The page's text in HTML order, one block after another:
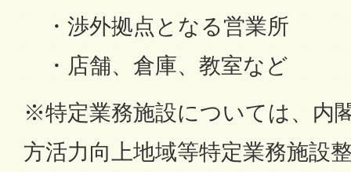
・渉外拠点となる営業所
・店舗、倉庫、教室など
※特定業務施設については、内
方活力向上地域等特定業務施設